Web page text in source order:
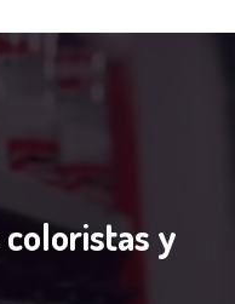
coloristas y